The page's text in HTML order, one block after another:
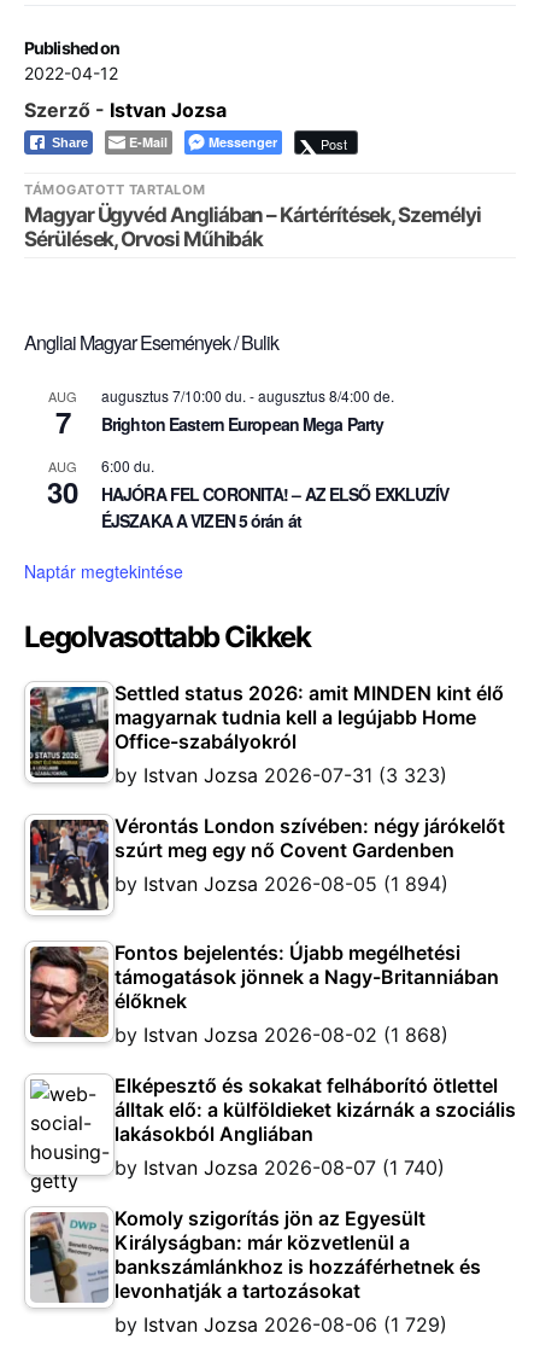
Published on
2022-04-12
Szerző - Istvan Jozsa
Share E-Mail Messenger Post
TÁMOGATOTT TARTALOM
Magyar Ügyvéd Angliában – Kártérítések, Személyi
Sérülések, Orvosi Műhibák
Angliai Magyar Események / Bulik
AUG
7
augusztus 7/10:00 du. -augusztus 8/4:00 de.
Brighton Eastern European Mega Party
AUG
30
6:00 du.
HAJÓRA FEL CORONITA! – AZ ELSŐ EXKLUZÍV
ÉJSZAKA A VIZEN 5 órán át
Naptár megtekintése
Legolvasottabb Cikkek
Settled status 2026: amit MINDEN kint élő
magyarnak tudnia kell a legújabb Home
Office-szabályokról
by Istvan Jozsa 2026-07-31 (3 323)
Vérontás London szívében: négy járókelőt
szúrt meg egy nő Covent Gardenben
by Istvan Jozsa 2026-08-05 (1 894)
Fontos bejelentés: Újabb megélhetési
támogatások jönnek a Nagy-Britanniában
élőknek
by Istvan Jozsa 2026-08-02 (1 868)
Elképesztő és sokakat felháborító ötlettel
álltak elő: a külföldieket kizárnák a szociális
lakásokból Angliában
by Istvan Jozsa 2026-08-07 (1 740)
Komoly szigorítás jön az Egyesült
Királyságban: már közvetlenül a
bankszámlánkhoz is hozzáférhetnek és
levonhatják a tartozásokat
by Istvan Jozsa 2026-08-06 (1 729)